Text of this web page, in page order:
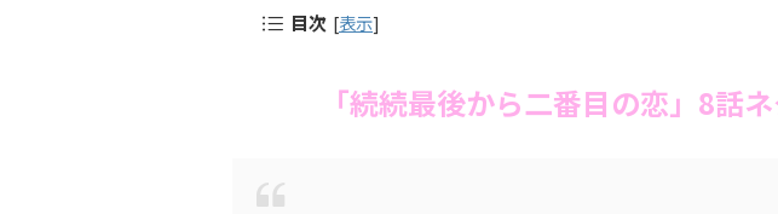
目次 [表示]
「続続最後から二番目の恋」8話